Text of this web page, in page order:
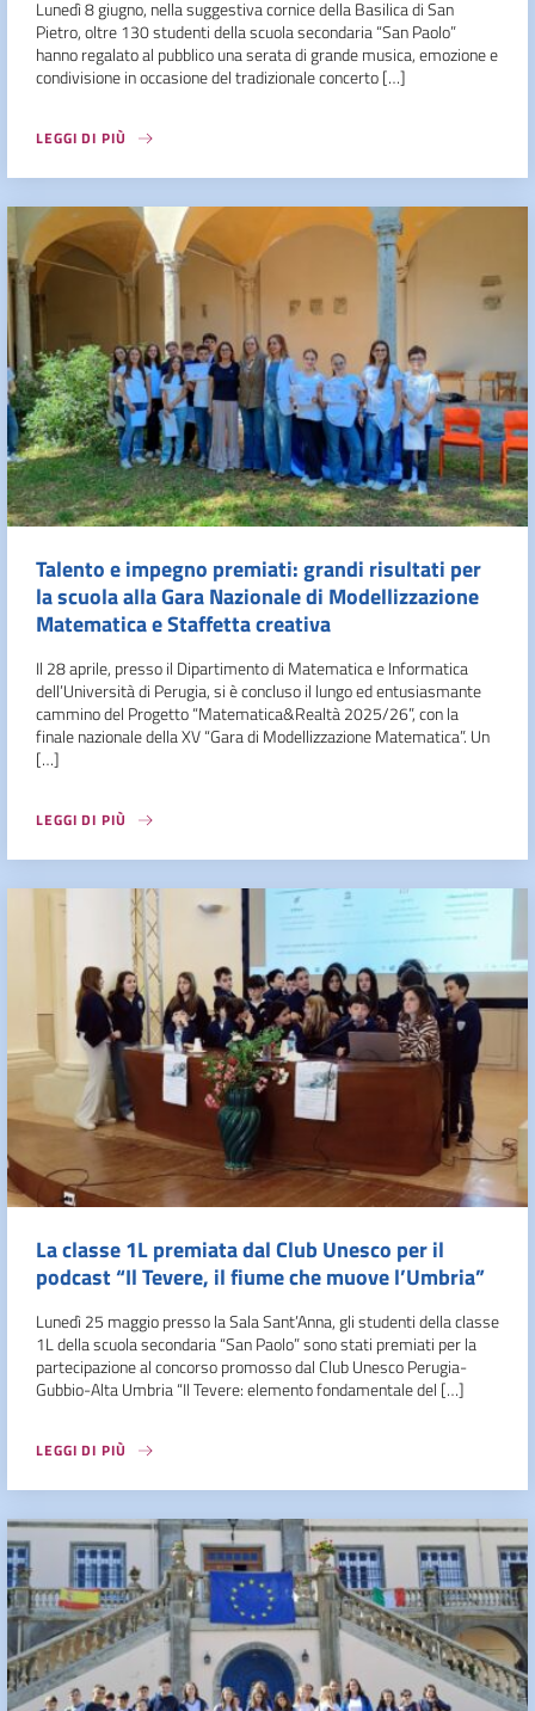
Lunedì 8 giugno, nella suggestiva cornice della Basilica di San
Pietro, oltre 130 studenti della scuola secondaria “San Paolo”
hanno regalato al pubblico una serata di grande musica, emozione e
condivisione in occasione del tradizionale concerto […]
LEGGI DI PIÙ
Talento e impegno premiati: grandi risultati per
la scuola alla Gara Nazionale di Modellizzazione
Matematica e Staffetta creativa
Il 28 aprile, presso il Dipartimento di Matematica e Informatica
dell’Università di Perugia, si è concluso il lungo ed entusiasmante
cammino del Progetto “Matematica&Realtà 2025/26”, con la
finale nazionale della XV “Gara di Modellizzazione Matematica”. Un
[…]
LEGGI DI PIÙ
La classe 1L premiata dal Club Unesco per il
podcast “Il Tevere, il fiume che muove l’Umbria”
Lunedì 25 maggio presso la Sala Sant’Anna, gli studenti della classe
1L della scuola secondaria “San Paolo” sono stati premiati per la
partecipazione al concorso promosso dal Club Unesco Perugia-
Gubbio-Alta Umbria “Il Tevere: elemento fondamentale del […]
LEGGI DI PIÙ